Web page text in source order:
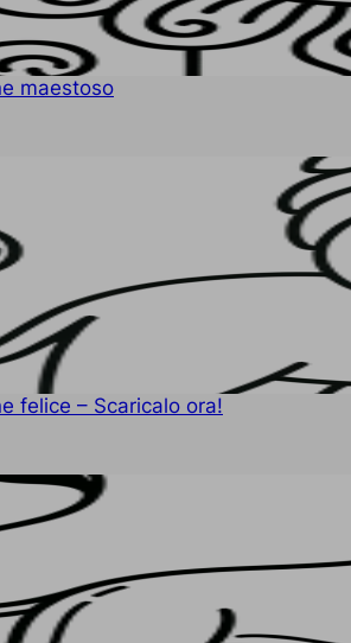
maestoso
felice – Scaricalo ora!